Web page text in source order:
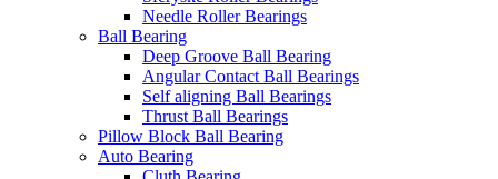
Needle Roller Bearings
Ball Bearing
Deep Groove Ball Bearing
Angular Contact Ball Bearings
Self aligning Ball Bearings
Thrust Ball Bearings
Pillow Block Ball Bearing
Auto Bearing